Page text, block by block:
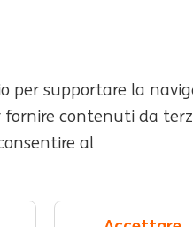
Sedi
Eventi
supportare la
contenuti da
al